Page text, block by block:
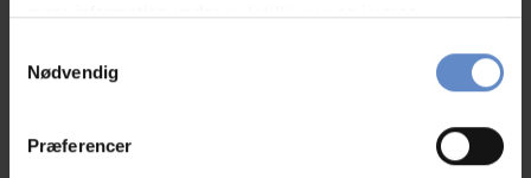
mere information underindstillingerog i vores
tilbage eller ændre indstillinger fra vores
"Cookiedeklaration", eller ved at trykke på "Privacy
Nødvendig
Præferencer
Die Herberge hat 27 Zimmer, alle sowohl mit eigenem Bad und WC als auch
Adresse und Kontaktdaten